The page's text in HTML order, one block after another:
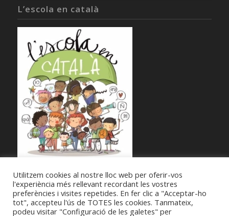
L’escola en català
Utilitzem cookies al nostre lloc web per oferir-vos
l'experiència més rellevant recordant les vostres
preferències i visites repetides. En fer clic a "Acceptar-ho
tot", accepteu l'ús de TOTES les cookies. Tanmateix,
podeu visitar "Configuració de les galetes" per